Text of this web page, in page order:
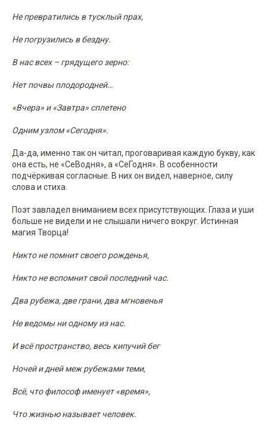
Не превратились в тусклый прах,
Не погрузились в бездну.
В нас всех – грядущего зерно:
Нет почвы плодородней…
«Вчера» и «Завтра» сплетено
Одним узлом «Сегодня».
Да-да, именно так он читал, проговаривая каждую букву, как
она есть, не «СеВодня», а «СеГодня». В особенности
подчёркивая согласные. В них он видел, наверное, силу
слова и стиха.
Поэт завладел вниманием всех присутствующих. Глаза и уши
больше не видели и не слышали ничего вокруг. Истинная
магия Творца!
Никто не помнит своего рожденья,
Никто не вспомнит свой последний час.
Два рубежа, две грани, два мгновенья
Не ведомы ни одному из нас.
И всё пространство, весь кипучий бег
Ночей и дней меж рубежами теми,
Всё, что философ именует «время»,
Что жизнью называет человек.